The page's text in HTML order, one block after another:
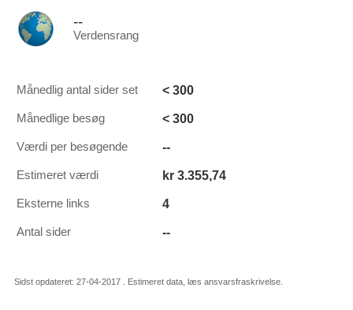
--
Verdensrang
Månedlig antal sider set < 300
Månedlige besøg < 300
Værdi per besøgende --
Estimeret værdi kr 3.355,74
Eksterne links 4
Antal sider --
Sidst opdateret: 27-04-2017 . Estimeret data, læs ansvarsfraskrivelse.